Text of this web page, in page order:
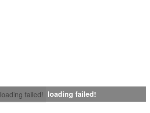
loading failed! loading failed!